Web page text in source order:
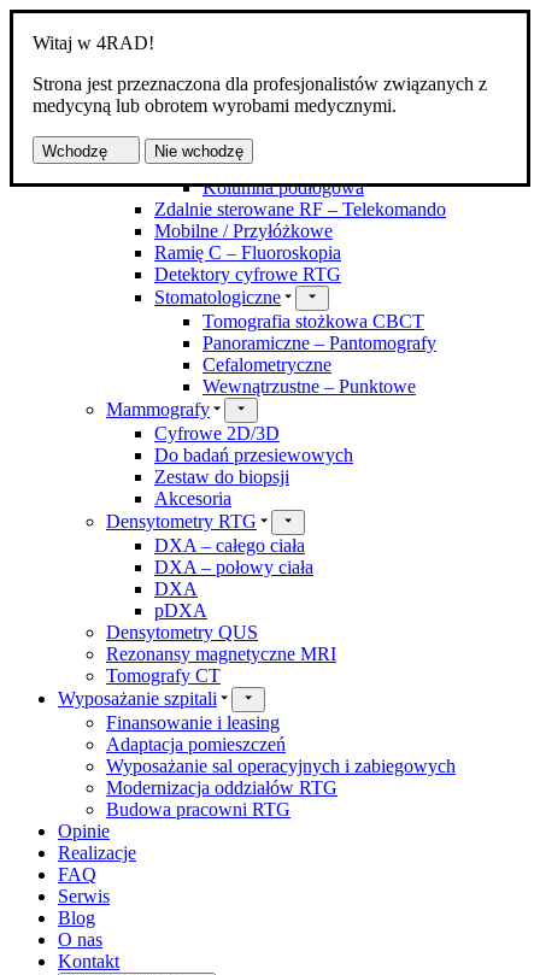
Witaj w 4RAD!
Strona jest przeznaczona dla profesjonalistów związanych z
medycyną lub obrotem wyrobami medycznymi.
Wchodzę Nie wchodzę
Produkty
Aparaty RTG
Kostno-płucne DR
Z zawieszeniem
Kolumna podłogowa
Zdalnie sterowane RF – Telekomando
Mobilne / Przyłóżkowe
Ramię C – Fluoroskopia
Detektory cyfrowe RTG
Stomatologiczne
Tomografia stożkowa CBCT
Panoramiczne – Pantomografy
Cefalometryczne
Wewnątrzustne – Punktowe
Mammografy
Cyfrowe 2D/3D
Do badań przesiewowych
Zestaw do biopsji
Akcesoria
Densytometry RTG
DXA – całego ciała
DXA – połowy ciała
DXA
pDXA
Densytometry QUS
Rezonansy magnetyczne MRI
Tomografy CT
Wyposażanie szpitali
Finansowanie i leasing
Adaptacja pomieszczeń
Wyposażanie sal operacyjnych i zabiegowych
Modernizacja oddziałów RTG
Budowa pracowni RTG
Opinie
Realizacje
FAQ
Serwis
Blog
O nas
Kontakt